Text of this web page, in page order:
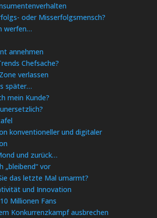
oder Misserfolgsmensch?
werfen…
annehmen
Chefsache?
verlassen
später…
mein Kunde?
konventioneller und digitaler
und zurück…
„bleibend“ vor
das letzte Mal umarmt?
und Innovation
Millionen Fans
Konkurrenzkampf ausbrechen